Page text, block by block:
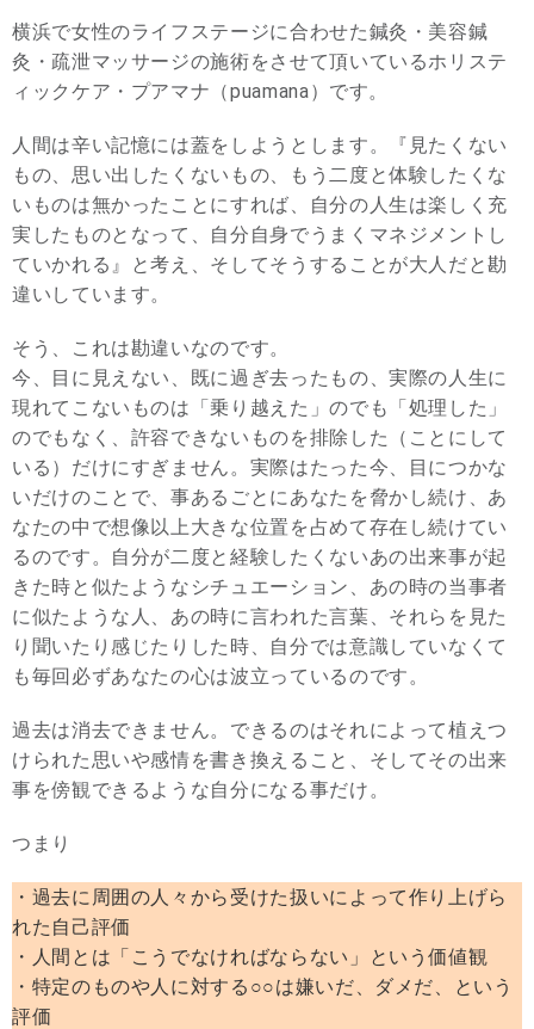
横浜で女性のライフステージに合わせた鍼灸・美容鍼
灸・疏泄マッサージの施術をさせて頂いているホリステ
ィックケア・プアマナ（puamana）です。
人間は辛い記憶には蓋をしようとします。『見たくない
もの、思い出したくないもの、もう二度と体験したくな
いものは無かったことにすれば、自分の人生は楽しく充
実したものとなって、自分自身でうまくマネジメントし
ていかれる』と考え、そしてそうすることが大人だと勘
違いしています。
そう、これは勘違いなのです。
今、目に見えない、既に過ぎ去ったもの、実際の人生に
現れてこないものは「乗り越えた」のでも「処理した」
のでもなく、許容できないものを排除した（ことにして
いる）だけにすぎません。実際はたった今、目につかな
いだけのことで、事あるごとにあなたを脅かし続け、あ
なたの中で想像以上大きな位置を占めて存在し続けてい
るのです。自分が二度と経験したくないあの出来事が起
きた時と似たようなシチュエーション、あの時の当事者
に似たような人、あの時に言われた言葉、それらを見た
り聞いたり感じたりした時、自分では意識していなくて
も毎回必ずあなたの心は波立っているのです。
過去は消去できません。できるのはそれによって植えつ
けられた思いや感情を書き換えること、そしてその出来
事を傍観できるような自分になる事だけ。
つまり
・過去に周囲の人々から受けた扱いによって作り上げら
れた自己評価
・人間とは「こうでなければならない」という価値観
・特定のものや人に対する○○は嫌いだ、ダメだ、という
評価